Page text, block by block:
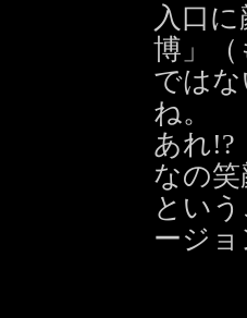
入口
博」
では
ね。
あれ
なの笑
とい
ージ